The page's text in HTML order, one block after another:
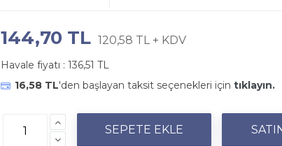
144,70 TL 120,58 TL + KDV
Havale fiyatı : 136,51 TL
16,58 TL'den başlayan taksit seçenekleri için tıklayın.